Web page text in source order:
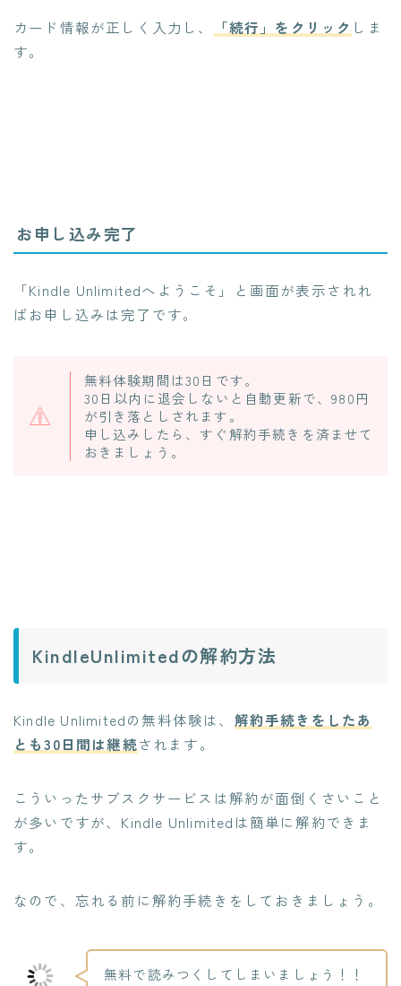
カード情報が正しく入力し、 「続行」をクリック しま
す。
お申し込み完了
「Kindle Unlimitedへようこそ」と画面が表示されれ
ばお申し込みは完了です。
無料体験期間は30日です。
30日以内に退会しないと自動更新で、980円
が引き落としされます。
申し込みしたら、すぐ解約手続きを済ませて
おきましょう。
KindleUnlimitedの解約方法
Kindle Unlimitedの無料体験は、 解約手続きをしたあ
とも30日間は継続されます。
こういったサブスクサービスは解約が面倒くさいこと
が多いですが、Kindle Unlimitedは簡単に解約できま
す。
なので、忘れる前に解約手続きをしておきましょう。
無料で読みつくしてしまいましょう！！